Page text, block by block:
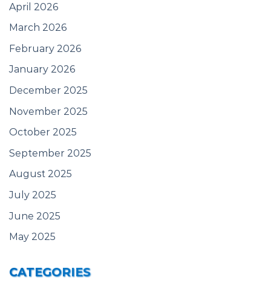
April 2026
March 2026
February 2026
January 2026
December 2025
November 2025
October 2025
September 2025
August 2025
July 2025
June 2025
May 2025
CATEGORIES